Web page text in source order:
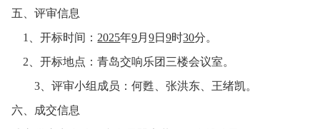
五、评审信息
1
、开标时间： 2025年9月9日9时30分。
2 、开标地点：青岛交响乐团三楼会议室。
3 、评审小组成员：何甦、张洪东、王绪凯。
六、成交信息